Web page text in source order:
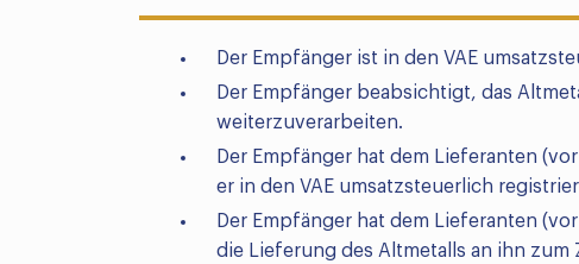
Der Empfänger ist in den VAE
Der Empfänger beabsichtigt, das
weiterzuverarbeiten.
Der Empfänger hat dem Lieferanten
er in den VAE umsatzsteuerlich
Der Empfänger hat dem Lieferanten
die Lieferung des Altmetalls an ihn